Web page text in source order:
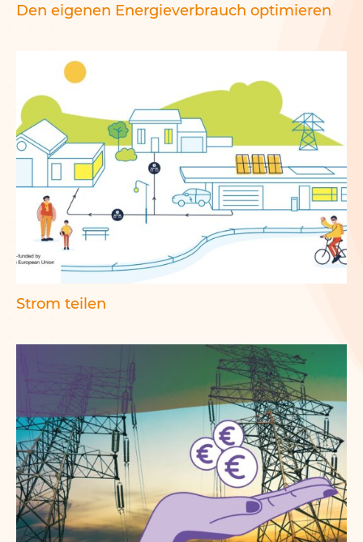
Den eigenen Energieverbrauch optimieren
Strom teilen